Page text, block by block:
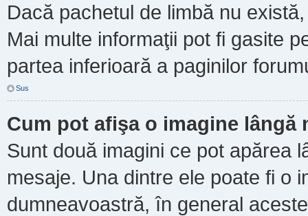
Dacă pachetul de limbă nu
Mai multe informaţii pot fi gasite
partea inferioară a paginilor
Sus
Cum pot afişa o imagine lângă
Sunt două imagini ce pot apărea
mesaje. Una dintre ele poate fi o
dumneavoastră, în general